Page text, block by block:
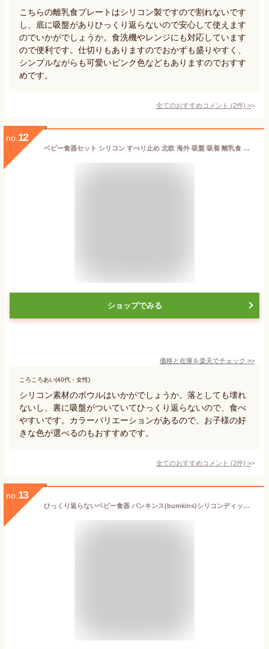
こちらの離乳食プレートはシリコン製ですので割れないです
し、底に吸盤がありひっくり返らないので安心して使えます
のでいかがでしょうか。食洗機やレンジにも対応しています
ので便利です。仕切りもありますのでおかずも盛りやすく、
シンプルながらも可愛いピンク色などもありますのでおすす
めです。
全てのおすすめコメント (2件) >
no. 12
ベビー食器セット シリコン すべり止め 北欧 海外 吸盤 吸着 離乳食 子供 赤ちゃん キッズ かわいい おしゃれ ひっくり返らない 食洗機 電子レンジ 可能 ギフト 出産祝い 食べこぼし tots & togs tots and togs トッツアンドトグス 送料無料
ショップでみる
価格と在庫を楽天でチェック >>
ころころあい(40代・女性)
シリコン素材のボウルはいかがでしょうか。落としても壊れ
ないし、裏に吸盤がついていてひっくり返らないので、食べ
やすいです。カラーバリエーションがあるので、お子様の好
きな色が選べるのもおすすめです。
全てのおすすめコメント (2件) >
no. 13
ひっくり返らないベビー食器 バンキンス(bumkins)シリコンディッシュ お食事セット 離乳食器 吸盤付き お食事マット ベビー 食器 離乳食 くっつく お皿シリコン製 食洗機対応 赤ちゃん お食い初め 幼児 子ども【宅配便配送】【送料無料】